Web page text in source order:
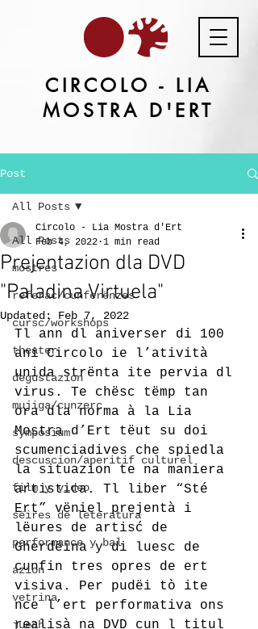
CIRCOLO - LIA
MOSTRA D'ERT
Post
All Posts
mostres
referac/cunferënzes
cursc/workshops
theater
degustazion
mujiga/cunzerc
symposium
descuscion/aperitif culturel
film y video
sëires de leteratura
performance y bal
azion
vetrina
juech
All Posts
Prejentazion dla DVD
"Paladina Virtuela"
Circolo - Lia Mostra d'Ert
Feb 4, 2022 1 min read
Updated: Feb 7, 2022
Tl ann dl aniverser di 100
ani Circolo ie l’atività
unida strënta ite pervia dl
virus. Te chësc tëmp tan
ora dla norma à la Lia
Mostra d’Ert tëut su doi
scumenciadives che spiedla
la situazion te na maniera
artistica. Tl liber “Sté
Ert” vëniel prejentà i
lëures de artisć de
Gherdëina y di luesc de
cunfin tres opres de ert
visiva. Per pudëi tò ite
nce l’ert performativa ons
realisà na DVD cun l titul